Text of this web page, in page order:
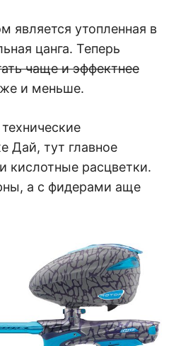
является утопленная в
цанга. Теперь
чаще и эффектнее
и меньше.
Дай, тут главное
кислотные расцветки.
а с фидерами аще